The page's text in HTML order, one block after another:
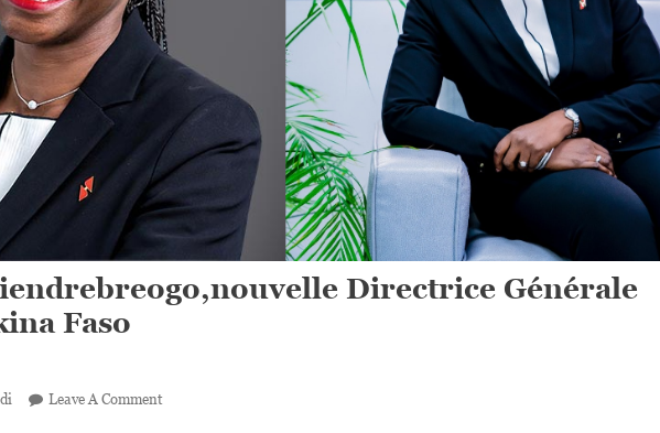
Directrice Générale
Faso
Leave A CommentOn